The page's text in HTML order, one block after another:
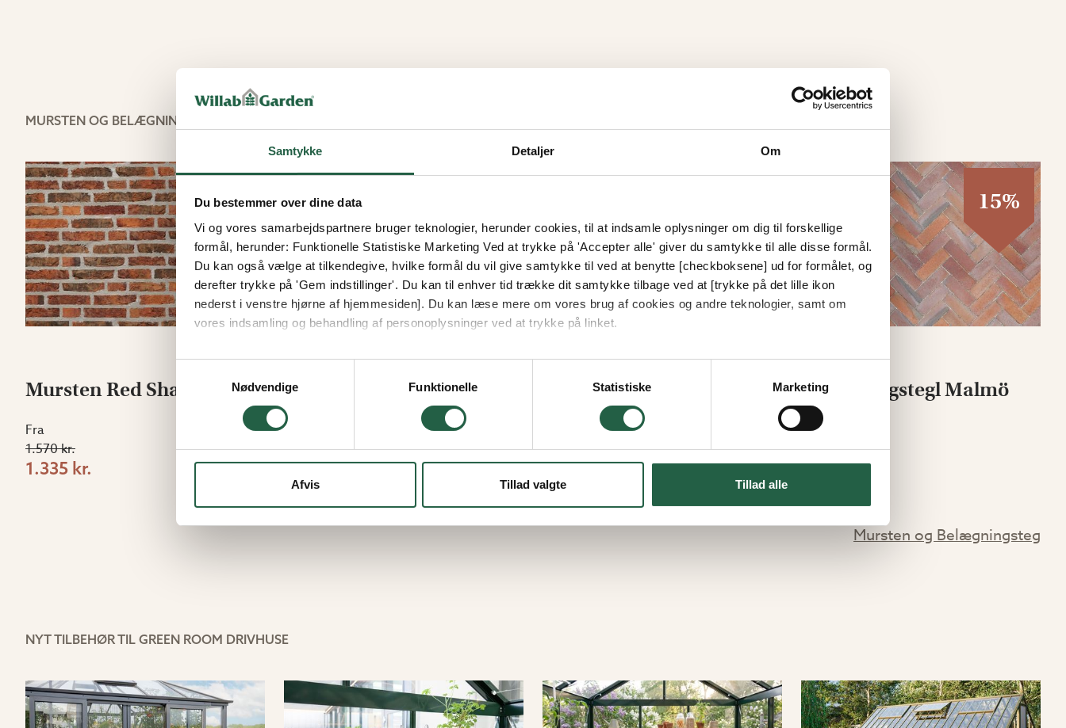
Samtykke Detaljer Om
Du bestemmer over dine data
Vi og vores samarbejdspartnere bruger teknologier, herunder cookies, til at indsamle oplysninger om dig til forskellige
formål, herunder: Funktionelle Statistiske Marketing Ved at trykke på 'Accepter alle' giver du samtykke til alle disse formål.
Du kan også vælge at tilkendegive, hvilke formål du vil give samtykke til ved at benytte [checkboksene] ud for formålet, og
derefter trykke på 'Gem indstillinger'. Du kan til enhver tid trække dit samtykke tilbage ved at [trykke på det lille ikon
nederst i venstre hjørne af hjemmesiden]. Du kan læse mere om vores brug af cookies og andre teknologier, samt om
vores indsamling og behandling af personoplysninger ved at trykke på linket.
Få flere oplysninger om, hvordan Google behandler personlige oplysninger
Nødvendige
Funktionelle Statistiske Marketing
Afvis Tillad valgte Tillad alle
MURSTEN OG BELÆGNINGSTEG
15%
Mursten Red Shade
Fra
1.570 kr.
1.335 kr.
Mursten Tulip
Fra
1.570 kr.
1.335 kr.
Belægningstegl Gotland
13.883 kr.
11.801 kr.
15%
Belægningstegl Malmö
Fra
13.883 kr.
11.801 kr.
Mursten og Belægningsteg
NYT TILBEHØR TIL GREEN ROOM DRIVHUSE